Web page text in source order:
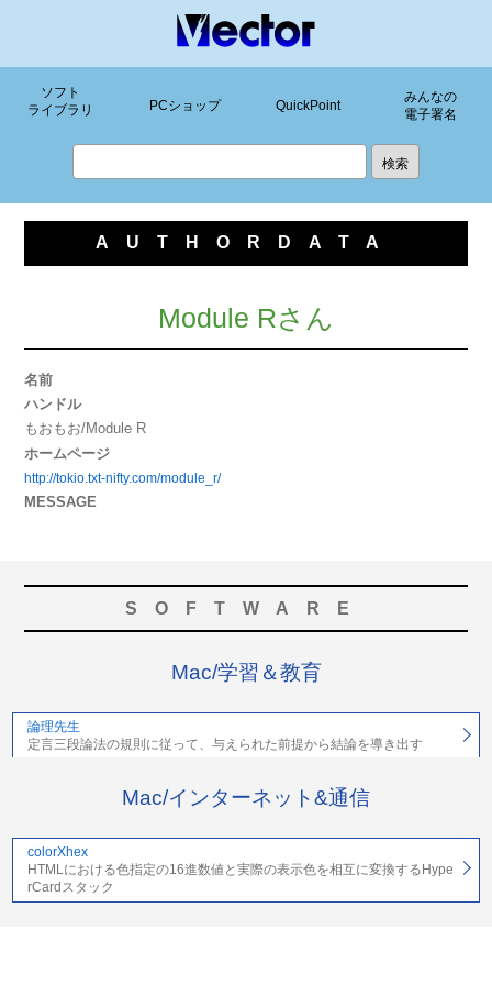
ソフト
ライブラリ
PCショップ QuickPoint
みんなの
電子署名
AUTHORDATA
Module Rさん
名前
ハンドル
もおもお/Module R
ホームページ
http://tokio.txt-nifty.com/module_r/
MESSAGE
SOFTWARE
Mac/学習＆教育
論理先生
定言三段論法の規則に従って、与えられた前提から結論を導き出す
Mac/インターネット&通信
colorXhex
HTMLにおける色指定の16進数値と実際の表示色を相互に変換するHype
rCardスタック